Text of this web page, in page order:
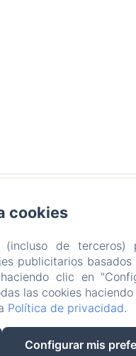
+34617890043
Ofertas
legal
ES
cookies
(incluso de
publicitarios
clic en
las cookies
Política de privacidad.
Configurar mis